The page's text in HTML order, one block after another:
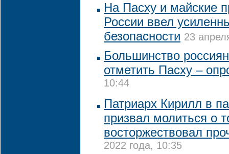
На Пасху и майские
России ввел
безопасности 23
Большинство
отметить Пасху –
10:44
Патриарх Кирилл в
призвал молиться о
восторжествовал
2022 года, 10:35